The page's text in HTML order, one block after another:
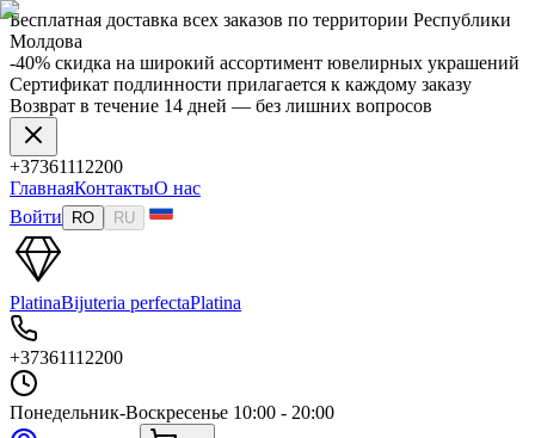
Бесплатная доставка всех заказов по территории Республики
Молдова
-40% скидка на широкий ассортимент ювелирных украшений
Сертификат подлинности прилагается к каждому заказу
Возврат в течение 14 дней — без лишних вопросов
+37361112200
ГлавнаяКонтактыО нас
Войти
RO RU
PlatinaBijuteria perfectaPlatina
+37361112200
Понедельник-Воскресенье 10:00 - 20:00